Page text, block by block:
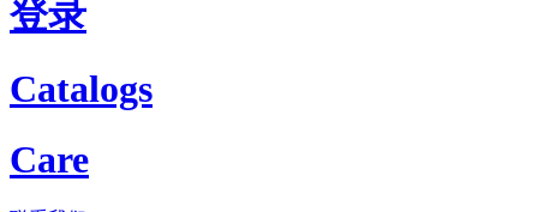
登录
Catalogs
Care